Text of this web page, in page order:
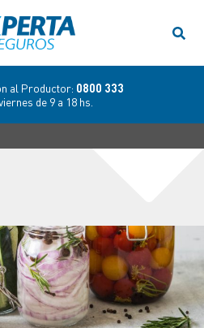
al Productor: 0800 333
de 9 a 18 hs.